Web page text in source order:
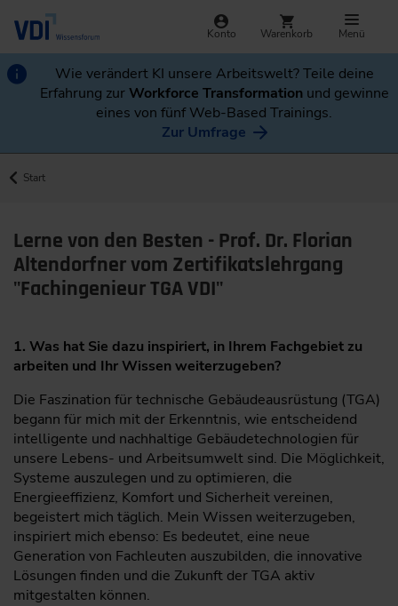
Konto Warenkorb Menü
Wie verändert KI unsere Arbeitswelt? Teile deine
Erfahrung zurWorkforce Transformation und gewinne
eines von fünf Web-Based Trainings.
Zur Umfrage
Start
Lerne von den Besten - Prof. Dr. Florian
Altendorfner vom Zertifikatslehrgang
"Fachingenieur TGA VDI"
1. Was hat Sie dazu inspiriert, in Ihrem Fachgebiet zu
arbeiten und Ihr Wissen weiterzugeben?
Die Faszination für technische Gebäudeausrüstung (TGA)
begann für mich mit der Erkenntnis, wie entscheidend
intelligente und nachhaltige Gebäudetechnologien für
unsere Lebens- und Arbeitsumwelt sind. Die Möglichkeit,
Systeme auszulegen und zu optimieren, die
Energieeffizienz, Komfort und Sicherheit vereinen,
begeistert mich täglich. Mein Wissen weiterzugeben,
inspiriert mich ebenso: Es bedeutet, eine neue
Generation von Fachleuten auszubilden, die innovative
Lösungen finden und die Zukunft der TGA aktiv
mitgestalten können.